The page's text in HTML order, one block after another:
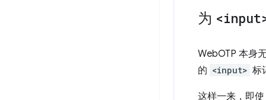
为
WebOTP 本身
的 <input> 标
这样一来，即